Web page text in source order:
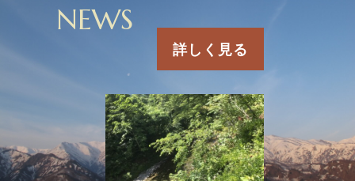
NEWS
詳しく見る